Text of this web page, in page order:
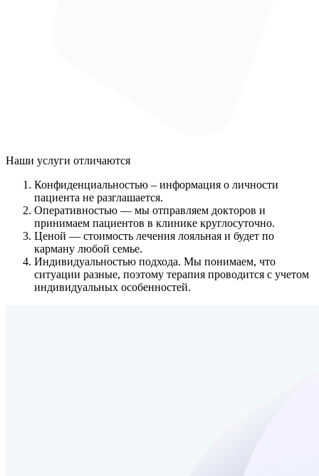
Наши услуги отличаются
Конфиденциальностью – информация о личности
пациента не разглашается.
Оперативностью — мы отправляем докторов и
принимаем пациентов в клинике круглосуточно.
Ценой — стоимость лечения лояльная и будет по
карману любой семье.
Индивидуальностью подхода. Мы понимаем, что
ситуации разные, поэтому терапия проводится с учетом
индивидуальных особенностей.